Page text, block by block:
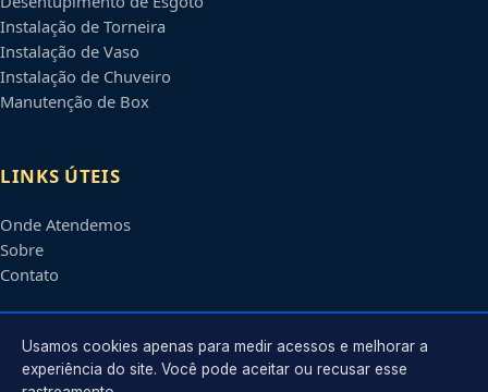
Instalação de Torneira
Instalação de Vaso
Instalação de Chuveiro
Manutenção de Box
LINKS ÚTEIS
Onde Atendemos
Sobre
Contato
CONTATO
Usamos cookies apenas para medir acessos e melhorar a
experiência do site. Você pode aceitar ou recusar esse